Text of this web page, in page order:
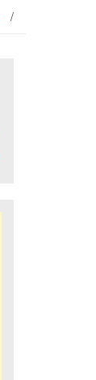
/